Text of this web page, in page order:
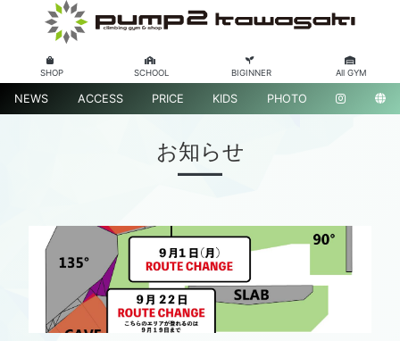
SHOP SCHOOL BIGINNER All GYM
NEWS ACCESS PRICE KIDS PHOTO
お知らせ